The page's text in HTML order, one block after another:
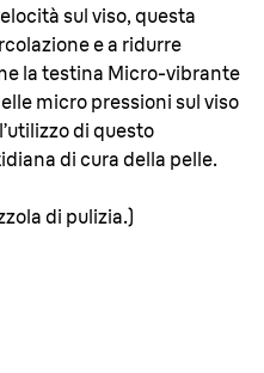
sul viso, questa
e a ridurre
la testina Micro-vibrante
micro pressioni sul viso
di questo
di cura della pelle.
di pulizia.)